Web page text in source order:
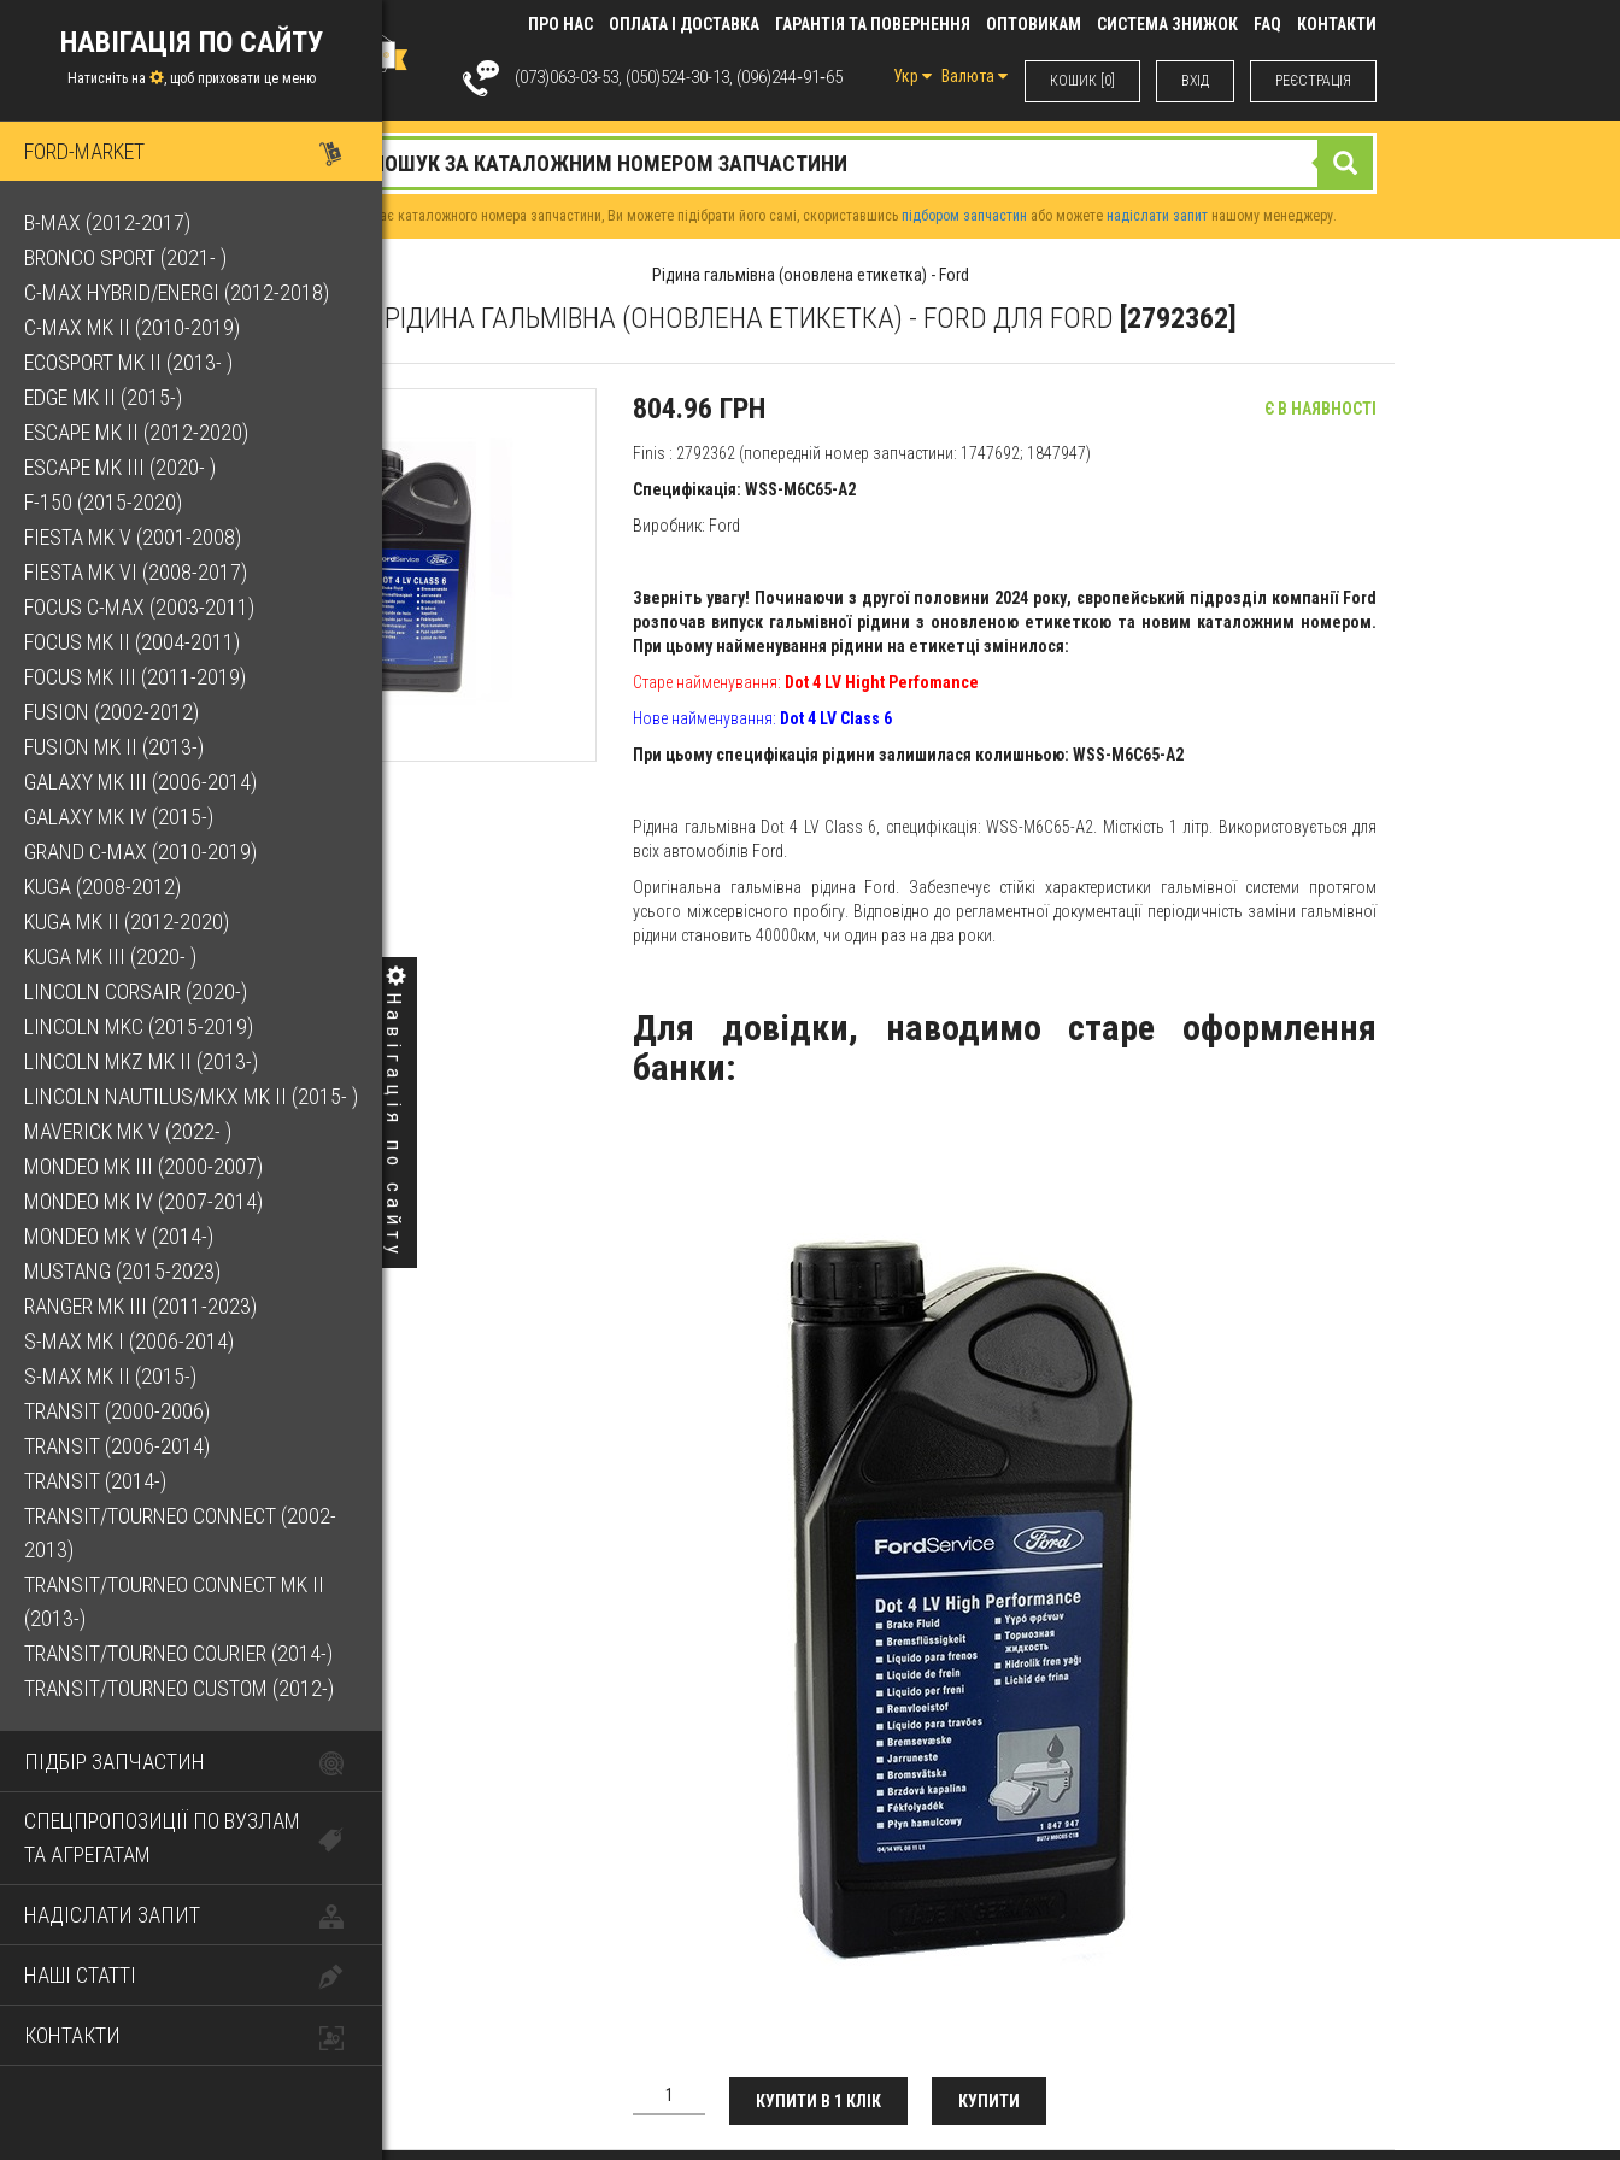
Навігація по сайту
ПРО НАС ОПЛАТА І ДОСТАВКА ГАРАНТІЯ ТА ПОВЕРНЕННЯ ОПТОВИКАМ СИСТЕМА ЗНИЖОК FAQ КОНТАКТИ
КОШИК [0] ВХIД РЕЄСТРАЦІЯ
Укр Валюта
(073)063-03-53, (050)524-30-13, (096)244‑91‑65
НАВІГАЦІЯ ПО САЙТУ
Натисніть на , щоб приховати це меню
FORD-MARKET
B-MAX (2012-2017)
BRONCO SPORT (2021- )
C-MAX HYBRID/ENERGI (2012-2018)
C-MAX MK II (2010-2019)
ECOSPORT MK II (2013- )
EDGE MK II (2015-)
ESCAPE MK II (2012-2020)
ESCAPE MK III (2020- )
F-150 (2015-2020)
FIESTA MK V (2001-2008)
FIESTA MK VI (2008-2017)
FOCUS C-MAX (2003-2011)
FOCUS MK II (2004-2011)
FOCUS MK III (2011-2019)
FUSION (2002-2012)
FUSION MK II (2013-)
GALAXY MK III (2006-2014)
GALAXY MK IV (2015-)
GRAND C-MAX (2010-2019)
KUGA (2008-2012)
KUGA MK II (2012-2020)
KUGA MK III (2020- )
LINCOLN CORSAIR (2020-)
LINCOLN MKC (2015-2019)
LINCOLN MKZ MK II (2013-)
LINCOLN NAUTILUS/MKX MK II (2015- )
MAVERICK MK V (2022- )
MONDEO MK III (2000-2007)
MONDEO MK IV (2007-2014)
MONDEO MK V (2014-)
MUSTANG (2015-2023)
RANGER MK III (2011-2023)
S-MAX MK I (2006-2014)
S-MAX MK II (2015-)
TRANSIT (2000-2006)
TRANSIT (2006-2014)
TRANSIT (2014-)
TRANSIT/TOURNEO CONNECT (2002-
2013)
TRANSIT/TOURNEO CONNECT MK II
(2013-)
TRANSIT/TOURNEO COURIER (2014-)
TRANSIT/TOURNEO CUSTOM (2012-)
ПІДБІР ЗАПЧАСТИН
СПЕЦПРОПОЗИЦІЇ ПО ВУЗЛАМ
ТА АГРЕГАТАМ
НАДІСЛАТИ ЗАПИТ
НАШІ СТАТТІ
КОНТАКТИ
Якщо у Вас немає каталожного номера запчастини, Ви можете підібрати його самі, скориставшись підбором запчастин або можете надіслати запит нашому менеджеру.
Рідина гальмівна (оновлена етикетка) - Ford
РІДИНА ГАЛЬМІВНА (ОНОВЛЕНА ЕТИКЕТКА) - FORD ДЛЯ FORD [2792362]
804.96 ГРН Є В НАЯВНОСТІ
Finis : 2792362 (попередній номер запчастини: 1747692; 1847947)
Специфікація: WSS-M6C65-A2
Виробник: Ford
Зверніть увагу! Починаючи з другої половини 2024 року, європейський підрозділ компанії Ford
розпочав випуск гальмівної рідини з оновленою етикеткою та новим каталожним номером.
При цьому найменування рідини на етикетці змінилося:
Старе найменування: Dot 4 LV Hight Perfomance
Нове найменування: Dot 4 LV Class 6
При цьому специфікація рідини залишилася колишньою: WSS-M6C65-A2
Рідина гальмівна Dot 4 LV Class 6, специфікація: WSS-M6C65-A2. Місткість 1 літр. Використовується для
всіх автомобілів Ford.
Оригінальна гальмівна рідина Ford. Забезпечує стійкі характеристики гальмівної системи протягом
усього міжсервісного пробігу. Відповідно до регламентної документації періодичність заміни гальмівної
рідини становить 40000км, чи один раз на два роки.
Для довідки, наводимо старе оформлення
банки:
КУПИТИ В 1 КЛІК КУПИТИ